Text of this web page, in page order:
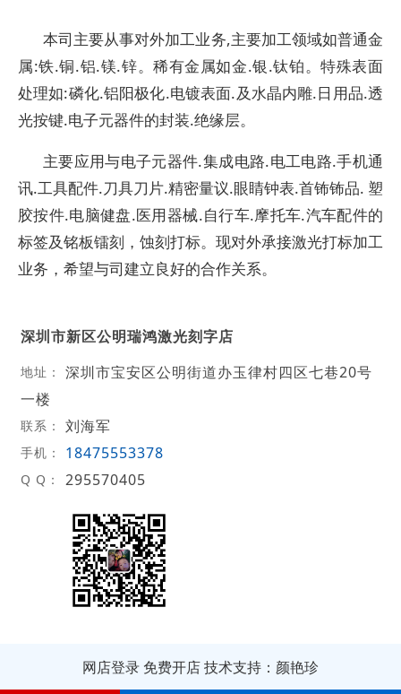
本司主要从事对外加工业务,主要加工领域如普通金
属:铁.铜.铝.镁.锌。稀有金属如金.银.钛铂。特殊表面
处理如:磷化.铝阳极化.电镀表面.及水晶内雕.日用品.透
光按键.电子元器件的封装.绝缘层。
主要应用与电子元器件.集成电路.电工电路.手机通
讯.工具配件.刀具刀片.精密量议.眼睛钟表.首钸钸品. 塑
胶按件.电脑健盘.医用器械.自行车.摩托车.汽车配件的
标签及铭板镭刻，蚀刻打标。现对外承接激光打标加工
业务，希望与司建立良好的合作关系。
深圳市新区公明瑞鸿激光刻字店
地址：
深圳市宝安区公明街道办玉律村四区七巷20号
一楼
联系： 刘海军
手机： 18475553378
Q Q： 295570405
网店登录 免费开店技术支持：颜艳珍